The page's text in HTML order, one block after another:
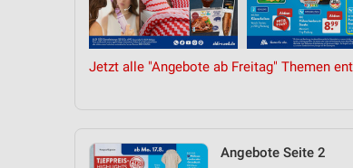
Jetzt alle "Angebote ab Freitag" Themen
Angebote Seite 2